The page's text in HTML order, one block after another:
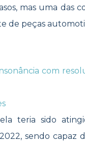
mas uma das
de peças
com
ela teria sido
sendo capaz